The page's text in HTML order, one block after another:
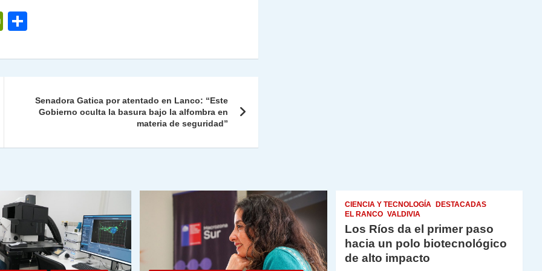
P
nt m
ar
tir
Senadora Gatica por atentado en Lanco: “Este
Gobierno oculta la basura bajo la alfombra en
materia de seguridad”
CIENCIA Y TECNOLOGÍA
DESTACADAS
EL RANCO VALDIVIA
Los Ríos da el primer paso
hacia un polo biotecnológico
de alto impacto